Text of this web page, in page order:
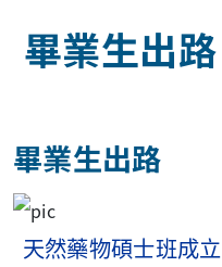
畢業生出路
畢業生出路
天然藥物碩士班成